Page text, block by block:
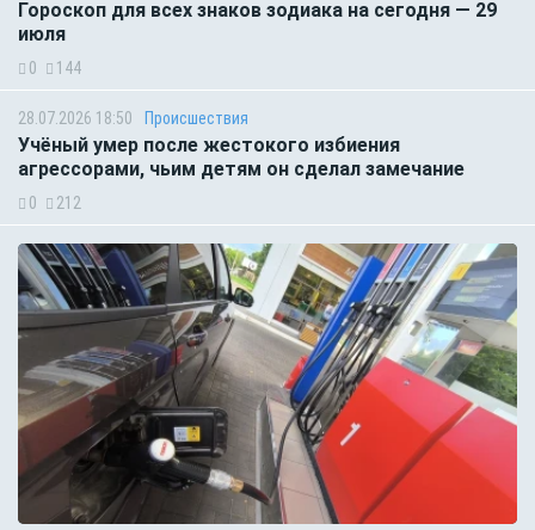
Гороскоп для всех знаков зодиака на сегодня — 29
июля
0 144
28.07.2026 18:50 Происшествия
Учёный умер после жестокого избиения
агрессорами, чьим детям он сделал замечание
0 212